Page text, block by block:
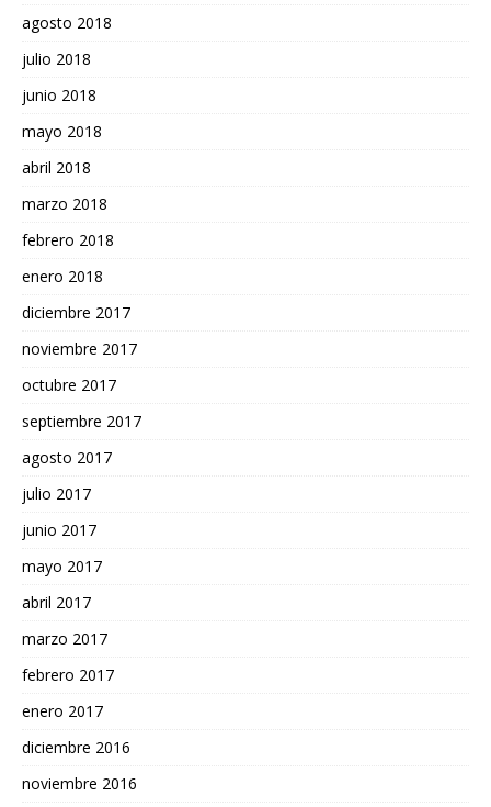
agosto 2018
julio 2018
junio 2018
mayo 2018
abril 2018
marzo 2018
febrero 2018
enero 2018
diciembre 2017
noviembre 2017
octubre 2017
septiembre 2017
agosto 2017
julio 2017
junio 2017
mayo 2017
abril 2017
marzo 2017
febrero 2017
enero 2017
diciembre 2016
noviembre 2016